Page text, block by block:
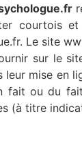
courtois
Le site
sur le
mise en
fait ou du
(à titre